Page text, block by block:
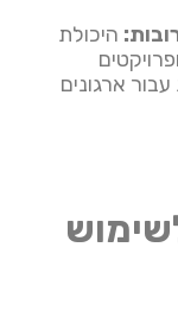
היכולת
ארגונים